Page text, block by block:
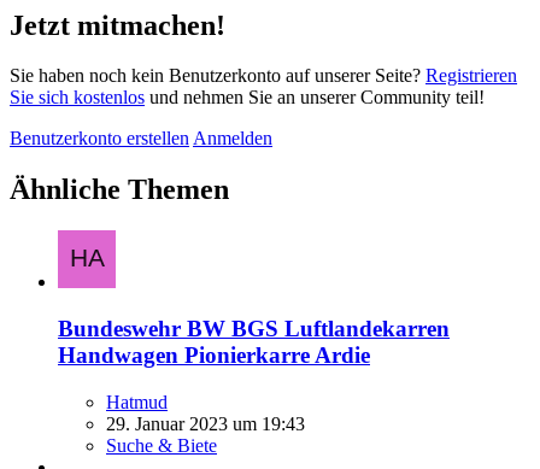
Jetzt mitmachen!
Sie haben noch kein Benutzerkonto auf unserer Seite? Registrieren
Sie sich kostenlos und nehmen Sie an unserer Community teil!
Benutzerkonto erstellenAnmelden
Ähnliche Themen
Bundeswehr BW BGS Luftlandekarren
Handwagen Pionierkarre Ardie
Hatmud
29. Januar 2023 um 19:43
Suche & Biete